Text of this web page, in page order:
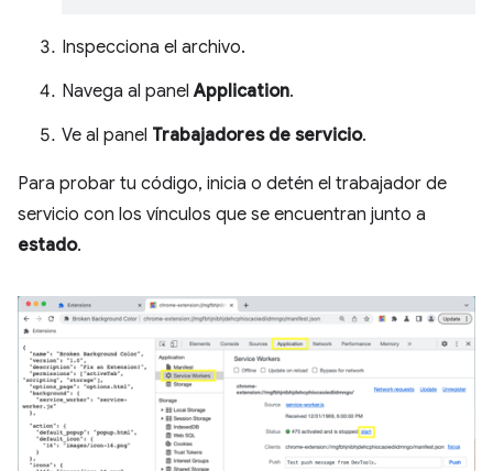
Inspecciona el archivo.
Navega al panelApplication.
Ve al panel Trabajadores de servicio.
Para probar tu código, inicia o detén el trabajador de
servicio con los vínculos que se encuentran junto a
estado.